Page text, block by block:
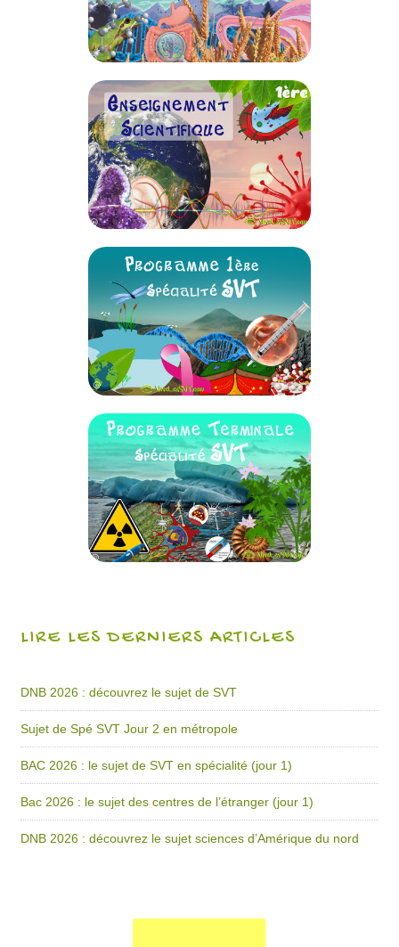
LIRE LES DERNIERS ARTICLES
DNB 2026 : découvrez le sujet de SVT
Sujet de Spé SVT Jour 2 en métropole
BAC 2026 : le sujet de SVT en spécialité (jour 1)
Bac 2026 : le sujet des centres de l’étranger (jour 1)
DNB 2026 : découvrez le sujet sciences d’Amérique du nord